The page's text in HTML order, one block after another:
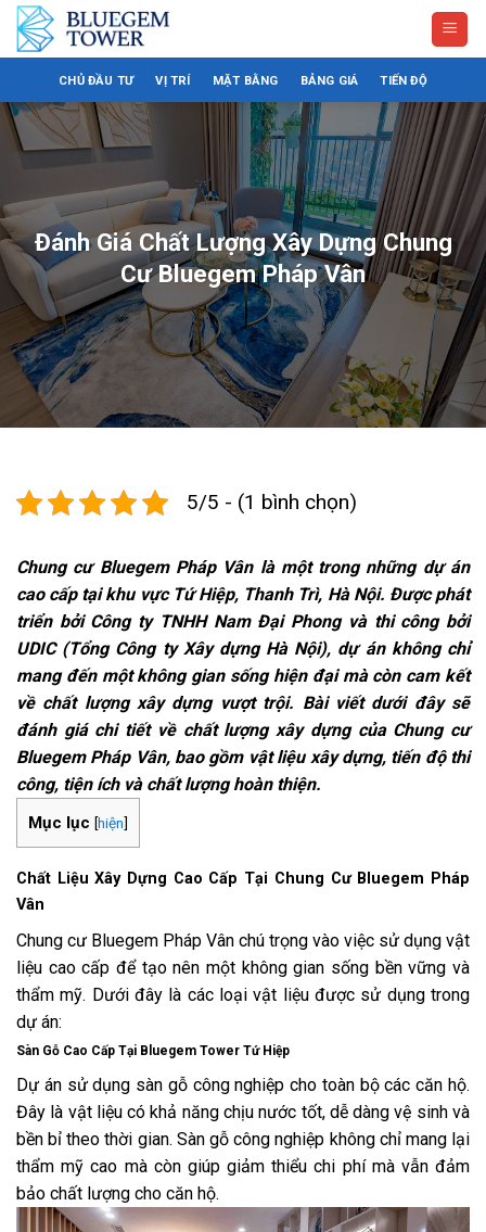
Bỏ
qua
CHỦ ĐẦU TƯ VỊ TRÍ MẶT BẰNG BẢNG GIÁ TIẾN ĐỘ
Đánh Giá Chất Lượng Xây Dựng Chung
Cư Bluegem Pháp Vân
5/5 - (1 bình chọn)
Chung cư Bluegem Pháp Vân là một trong những dự án
cao cấp tại khu vực Tứ Hiệp, Thanh Trì, Hà Nội. Được phát
triển bởi Công ty TNHH Nam Đại Phong và thi công bởi
UDIC (Tổng Công ty Xây dựng Hà Nội), dự án không chỉ
mang đến một không gian sống hiện đại mà còn cam kết
về chất lượng xây dựng vượt trội. Bài viết dưới đây sẽ
đánh giá chi tiết về chất lượng xây dựng của Chung cư
Bluegem Pháp Vân, bao gồm vật liệu xây dựng, tiến độ thi
công, tiện ích và chất lượng hoàn thiện.
Mục lục [hiện]
Chất Liệu Xây Dựng Cao Cấp Tại Chung Cư Bluegem Pháp
Vân
Chung cư Bluegem Pháp Vân chú trọng vào việc sử dụng vật
liệu cao cấp để tạo nên một không gian sống bền vững và
thẩm mỹ. Dưới đây là các loại vật liệu được sử dụng trong
dự án:
Sàn Gỗ Cao Cấp Tại Bluegem Tower Tứ Hiệp
Dự án sử dụng sàn gỗ công nghiệp cho toàn bộ các căn hộ.
Đây là vật liệu có khả năng chịu nước tốt, dễ dàng vệ sinh và
bền bỉ theo thời gian. Sàn gỗ công nghiệp không chỉ mang lại
thẩm mỹ cao mà còn giúp giảm thiểu chi phí mà vẫn đảm
bảo chất lượng cho căn hộ.